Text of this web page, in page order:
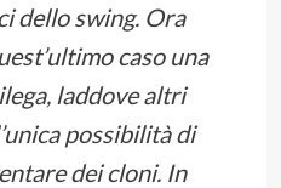
dello swing. Ora
caso una
laddove altri
possibilità di
dei cloni. In